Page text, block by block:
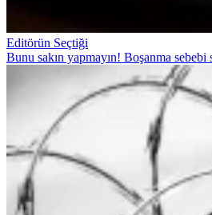
Editörün Seçtiği
Bunu sakın yapmayın! Boşanma sebebi